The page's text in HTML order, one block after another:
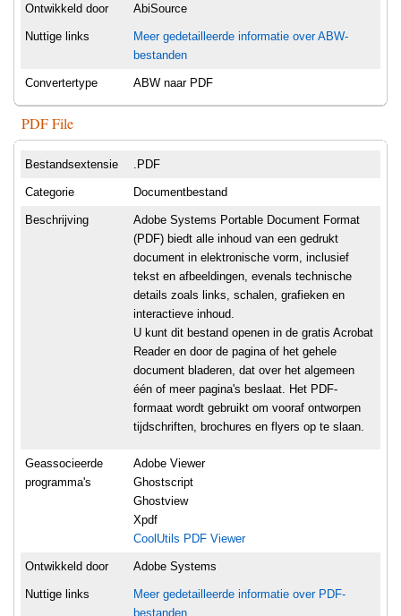
Ontwikkeld door AbiSource
Nuttige links
Meer gedetailleerde informatie over ABW-
bestanden
Convertertype ABW naar PDF
PDF File
Bestandsextensie .PDF
Categorie Documentbestand
Beschrijving
Adobe Systems Portable Document Format
(PDF) biedt alle inhoud van een gedrukt
document in elektronische vorm, inclusief
tekst en afbeeldingen, evenals technische
details zoals links, schalen, grafieken en
interactieve inhoud.
U kunt dit bestand openen in de gratis Acrobat
Reader en door de pagina of het gehele
document bladeren, dat over het algemeen
één of meer pagina's beslaat. Het PDF-
formaat wordt gebruikt om vooraf ontworpen
tijdschriften, brochures en flyers op te slaan.
Geassocieerde
programma's
Adobe Viewer
Ghostscript
Ghostview
Xpdf
CoolUtils PDF Viewer
Ontwikkeld door Adobe Systems
Nuttige links
Meer gedetailleerde informatie over PDF-
bestanden